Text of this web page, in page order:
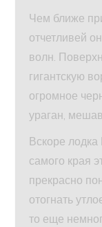
Чем ближе
отчетливей
волн.
гигантскую
огромное
ураган,
Вскоре лодка
самого края
прекрасно
отогнать
то еще